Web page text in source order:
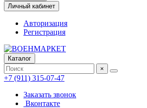
Личный кабинет
Авторизация
Регистрация
Каталог
×
+7 (911) 315-07-47
Заказать звонок
Вконтакте